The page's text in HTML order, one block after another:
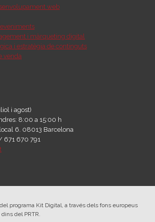
web
i màrqueting digital
i estratègia de continguts
venda
i agost)
8:00 a 15:00 h
6. 08013 Barcelona
671 670 791
programa Kit Digital, a través dels fons europeus
del PRTR.